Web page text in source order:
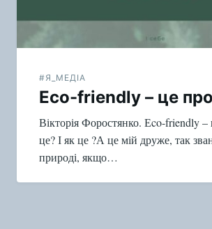
#Я_МЕДІА
Еco-friendly – це
Вікторія Форостянко. Еco-friendly
це? І як це ?А це мій друже, так
природі, якщо…